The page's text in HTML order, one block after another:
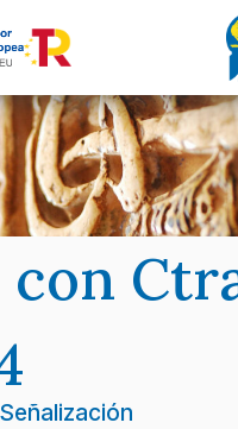
Señalización